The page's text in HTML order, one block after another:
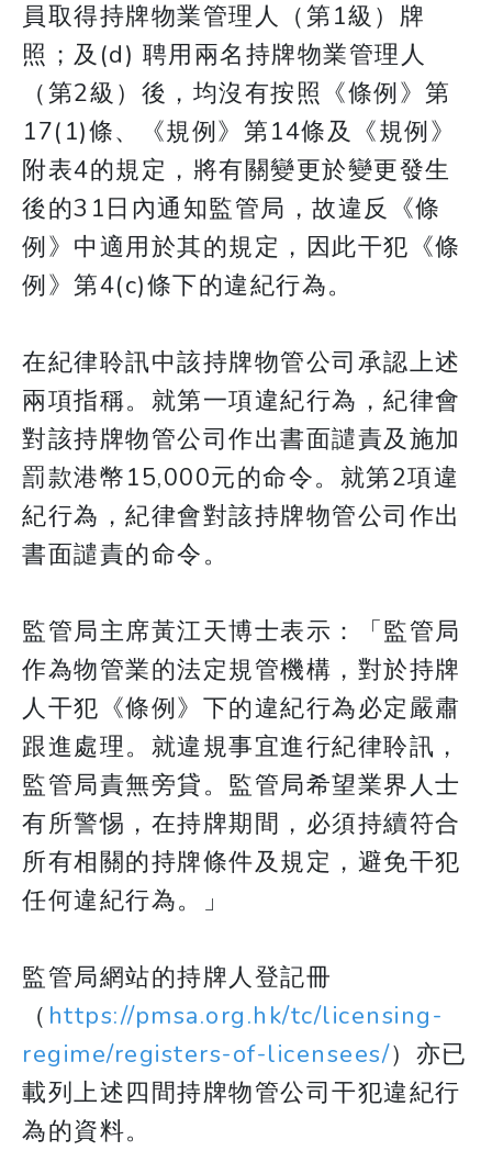
員取得持牌物業管理人（第1級）牌
照；及(d) 聘用兩名持牌物業管理人
（第2級）後，均沒有按照《條例》第
17(1)條、《規例》第14條及《規例》
附表4的規定，將有關變更於變更發生
後的31日內通知監管局，故違反《條
例》中適用於其的規定，因此干犯《條
例》第4(c)條下的違紀行為。
在紀律聆訊中該持牌物管公司承認上述
兩項指稱。就第一項違紀行為，紀律會
對該持牌物管公司作出書面譴責及施加
罰款港幣15,000元的命令。就第2項違
紀行為，紀律會對該持牌物管公司作出
書面譴責的命令。
監管局主席黃江天博士表示：「監管局
作為物管業的法定規管機構，對於持牌
人干犯《條例》下的違紀行為必定嚴肅
跟進處理。就違規事宜進行紀律聆訊，
監管局責無旁貸。監管局希望業界人士
有所警惕，在持牌期間，必須持續符合
所有相關的持牌條件及規定，避免干犯
任何違紀行為。」
監管局網站的持牌人登記冊
（ https://pmsa.org.hk/tc/licensing-
regime/registers-of-licensees/）亦已
載列上述四間持牌物管公司干犯違紀行
為的資料。